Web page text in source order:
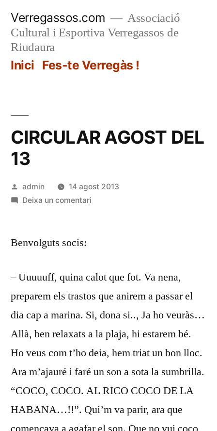
contingut
Verregassos.com
Associació
Cultural i Esportiva Verregassos de
Riudaura
Inici Fes-te Verregàs !
CIRCULAR AGOST DEL
13
Publicat
per
admin
14 agost 2013
Deixa un comentaria
Benvolguts socis:
– Uuuuuff, quina calot que fot. Va nena,
preparem els trastos que anirem a passar el
dia cap a marina. Si, dona si.., Ja ho veuràs…
Allà, ben relaxats a la plaja, hi estarem bé.
Ho veus com t’ho deia, hem triat un bon lloc.
Ara m’ajauré i faré un son a sota la sumbrilla.
“COCO, COCO. AL RICO COCO DE LA
HABANA…!!”. Qui’m va parir, ara que